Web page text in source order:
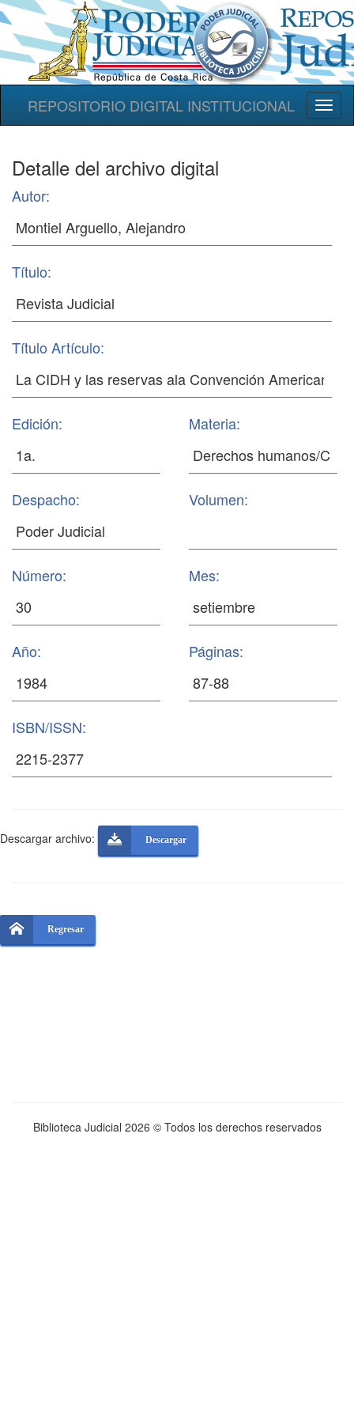
REPOSITORIO DIGITAL INSTITUCIONAL
Detalle del archivo digital
Autor:
Título:
Título Artículo:
Edición: Materia:
Despacho: Volumen:
Número: Mes:
Año: Páginas:
ISBN/ISSN:
Descargar archivo: Descargar
Regresar
Biblioteca Judicial 2026 © Todos los derechos reservados